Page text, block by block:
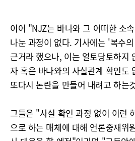
이어 "NJZ는 바나와 그 어떠한 소
나눈 과정이 없다. 기사에는 '복수
근거라 했으나, 이는 얼토당토하지
자 혹은 바나와의 사실관계 확인도
또다시 논란을 만들어 내려고 하는
그들은 "사실 확인 과정 없이 이런
으로 하는 매체에 대해 언론중재위